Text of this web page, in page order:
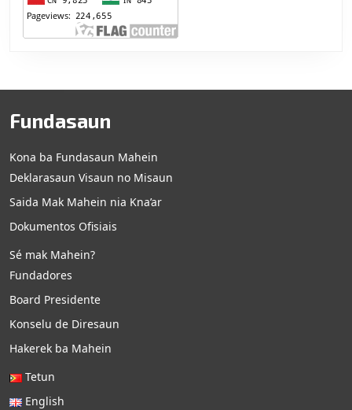
Fundasaun
Kona ba Fundasaun Mahein
Deklarasaun Visaun no Misaun
Saida Mak Mahein nia Kna’ar
Dokumentos Ofisiais
Sé mak Mahein?
Fundadores
Board Presidente
Konselu de Diresaun
Hakerek ba Mahein
Tetun
English